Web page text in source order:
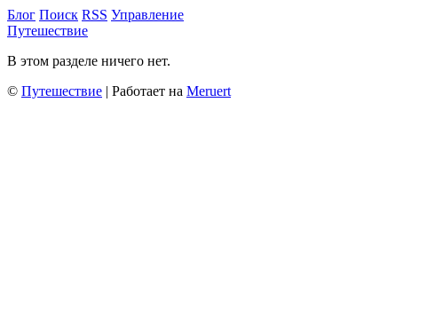
Блог Поиск RSS Управление
Путешествие
В этом разделе ничего нет.
© Путешествие | Работает на Meruert